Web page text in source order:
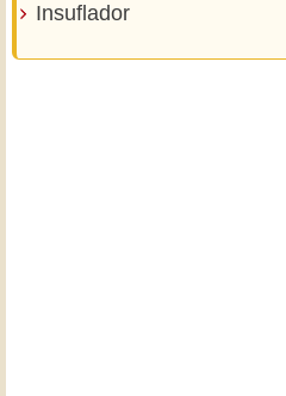
Insuflador